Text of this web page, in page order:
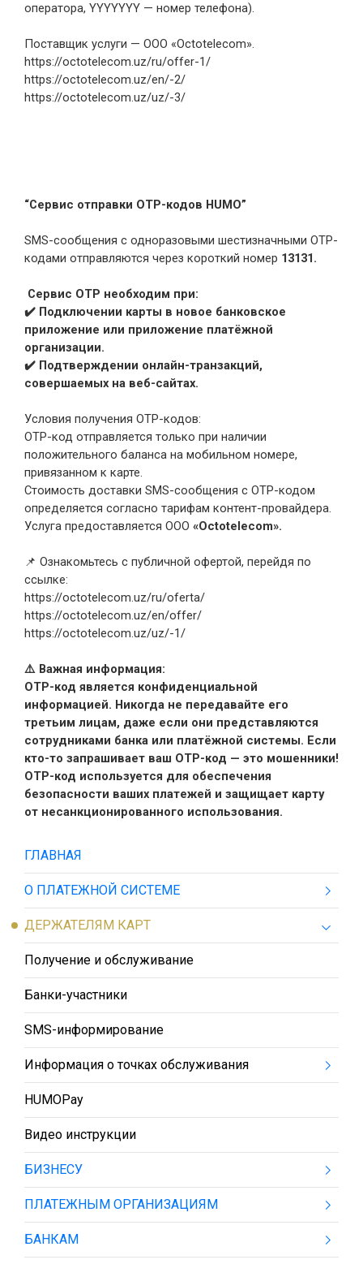
оператора, YYYYYYY — номер телефона).
Поставщик услуги — ООО «Octotelecom».
https://octotelecom.uz/ru/offer-1/
https://octotelecom.uz/en/-2/
https://octotelecom.uz/uz/-3/
“Сервис отправки OTP-кодов HUMO”
SMS-сообщения с одноразовыми шестизначными OTP-
кодами отправляются через короткий номер 13131.
Сервис OTP необходим при:
✔️ Подключении карты в новое банковское
приложение или приложение платёжной
организации.
✔️ Подтверждении онлайн-транзакций,
совершаемых на веб-сайтах.
Условия получения OTP-кодов:
OTP-код отправляется только при наличии
положительного баланса на мобильном номере,
привязанном к карте.
Стоимость доставки SMS-сообщения с OTP-кодом
определяется согласно тарифам контент-провайдера.
Услуга предоставляется ООО «Octotelecom».
📌 Ознакомьтесь с публичной офертой, перейдя по
ссылке:
https://octotelecom.uz/ru/oferta/
https://octotelecom.uz/en/offer/
https://octotelecom.uz/uz/-1/
⚠️ Важная информация:
OTP-код является конфиденциальной
информацией. Никогда не передавайте его
третьим лицам, даже если они представляются
сотрудниками банка или платёжной системы. Если
кто-то запрашивает ваш OTP-код — это мошенники!
OTP-код используется для обеспечения
безопасности ваших платежей и защищает карту
от несанкционированного использования.
ГЛАВНАЯ
О ПЛАТЕЖНОЙ СИСТЕМЕ
ДЕРЖАТЕЛЯМ КАРТ
Получение и обслуживание
Банки-участники
SMS-информирование
Информация о точках обслуживания
HUMOPay
Видео инструкции
БИЗНЕСУ
ПЛАТЕЖНЫМ ОРГАНИЗАЦИЯМ
БАНКАМ